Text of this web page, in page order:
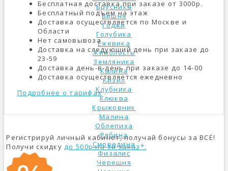
Брусника
Вишня
Годжи
Голубика
Ежевика
Жимолость
Земляника
Калина
Кизил
Клубника
Клюква
Крыжовник
Малина
Облепиха
Рябина
Смородина
Физалис
Черешня
Бесплатная доставка при заказе от 3000р.
Бесплатный подъем на этаж
Доставка осуществляется по Москве и
Области
Нет самовывоза
Доставка на следующий день при заказе до
23-59
Доставка день-в-день при заказе до 14-00
Доставка осуществляется ежедневно
Подробнее о тарифах
Регистрируй личный кабинет, получай бонусы за ВСЁ!
Получи скидку до 500р на 1й заказ*.